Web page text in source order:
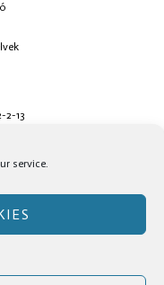
service.
2-13
Mezek.hu